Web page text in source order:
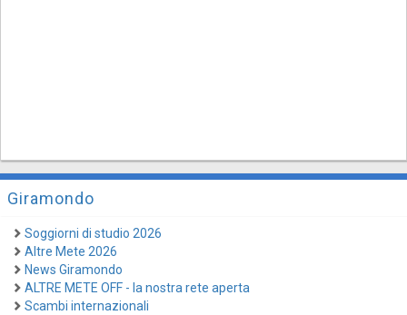
Giramondo
Soggiorni di studio 2026
Altre Mete 2026
News Giramondo
ALTRE METE OFF - la nostra rete aperta
Scambi internazionali